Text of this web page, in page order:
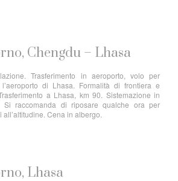
Chengdu – Lhasa
Trasferimento in aeroporto, volo per
l’aeroporto di Lhasa. Formalità di frontiera e
a Lhasa, km 90. Sistemazione in
raccomanda di riposare qualche ora per
all’altitudine. Cena in albergo.
Lhasa